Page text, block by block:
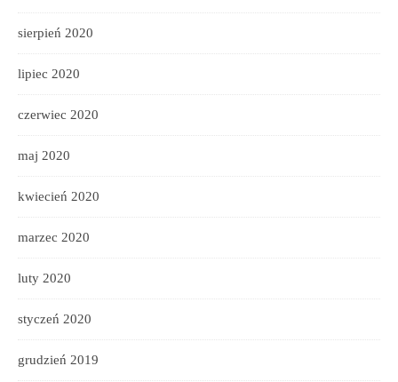
sierpień 2020
lipiec 2020
czerwiec 2020
maj 2020
kwiecień 2020
marzec 2020
luty 2020
styczeń 2020
grudzień 2019